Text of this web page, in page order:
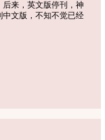
来，英文版停刊，神
文版，不知不觉已经